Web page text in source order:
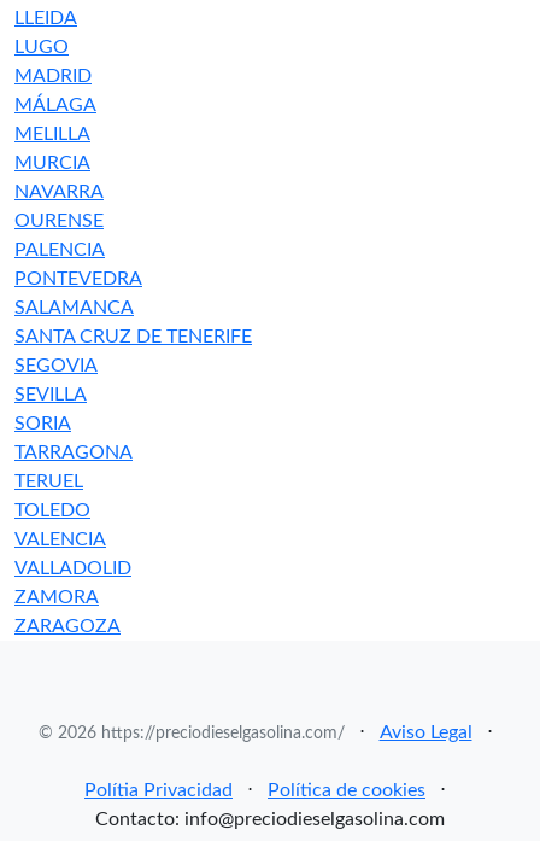
LLEIDA
LUGO
MADRID
MÁLAGA
MELILLA
MURCIA
NAVARRA
OURENSE
PALENCIA
PONTEVEDRA
SALAMANCA
SANTA CRUZ DE TENERIFE
SEGOVIA
SEVILLA
SORIA
TARRAGONA
TERUEL
TOLEDO
VALENCIA
VALLADOLID
ZAMORA
ZARAGOZA
© 2026 https://preciodieselgasolina.com/ ⋅ Aviso Legal ⋅
Polítia Privacidad ⋅ Política de cookies
⋅
Contacto: info@preciodieselgasolina.com